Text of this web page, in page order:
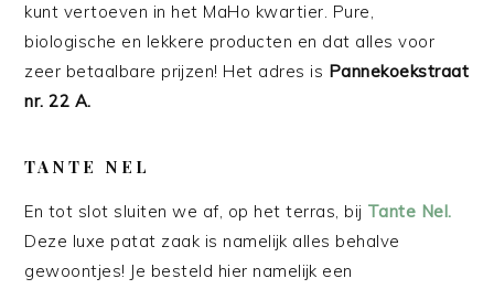
kunt vertoeven in het MaHo kwartier. Pure,
biologische en lekkere producten en dat alles voor
zeer betaalbare prijzen! Het adres is Pannekoekstraat
nr. 22 A.
TANTE NEL
En tot slot sluiten we af, op het terras, bij Tante Nel.
Deze luxe patat zaak is namelijk alles behalve
gewoontjes! Je besteld hier namelijk een